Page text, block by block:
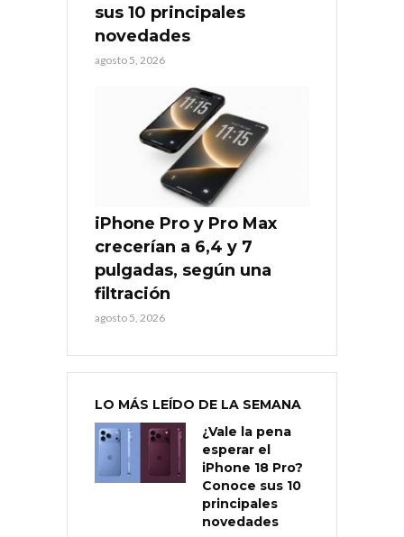
sus 10 principales
novedades
agosto 5, 2026
iPhone Pro y Pro Max
crecerían a 6,4 y 7
pulgadas, según una
filtración
agosto 5, 2026
LO MÁS LEÍDO DE LA SEMANA
¿Vale la pena
esperar el
iPhone 18 Pro?
Conoce sus 10
principales
novedades